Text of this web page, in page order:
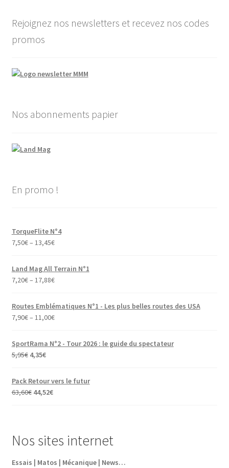
Rejoignez nos newsletters et recevez nos codes
promos
Nos abonnements papier
En promo !
TorqueFlite N°4
7,50€– 13,45€
Land Mag All Terrain N°1
7,20€– 17,88€
Routes Emblématiques N°1 - Les plus belles routes des USA
7,90€– 11,00€
SportRama N°2 - Tour 2026 : le guide du spectateur
5,95€ Le
initial
était :
5,95€.
4,35€Le
est :
Pack Retour vers le futur
63,60€ Le
63,60€.
44,52€Le
44,52€.
Nos sites internet
Essais | Matos | Mécanique | News…